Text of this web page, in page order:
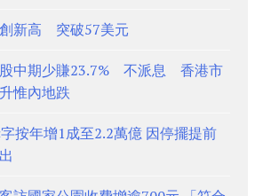
新高 突破57美元
中期少賺23.7% 不派息 香港市
惟內地跌
按年增1成至2.2萬億 因停擺提前